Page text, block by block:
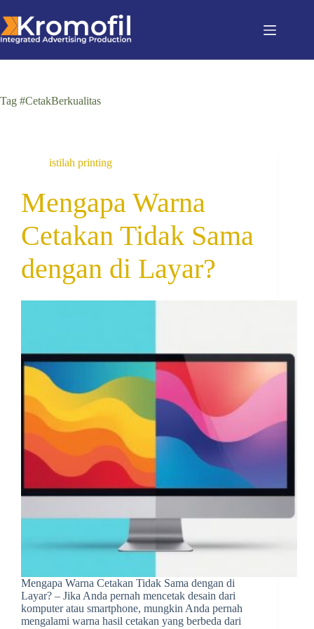
Tag #CetakBerkualitas
istilah printing
Mengapa Warna
Cetakan Tidak Sama
dengan di Layar?
Mengapa Warna Cetakan Tidak Sama dengan di
Layar? – Jika Anda pernah mencetak desain dari
komputer atau smartphone, mungkin Anda pernah
mengalami warna hasil cetakan yang berbeda dari